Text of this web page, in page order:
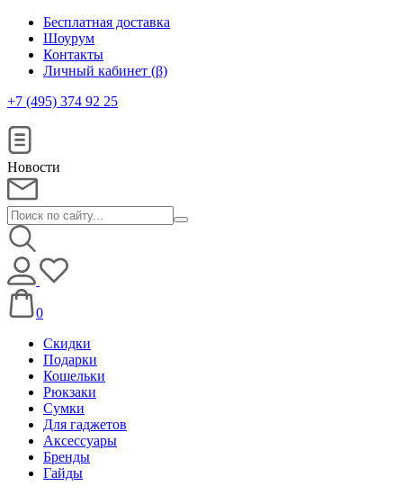
Бесплатная доставка
Шоурум
Контакты
Личный кабинет (β)
+7 (495) 374 92 25
Новости
0
Скидки
Подарки
Кошельки
Рюкзаки
Сумки
Для гаджетов
Аксессуары
Бренды
Гайды